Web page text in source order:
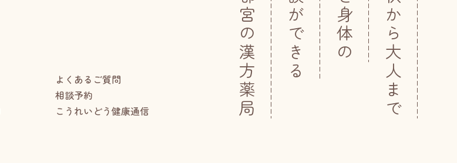
よくあるご質問
相談予約
こうれいどう健康通信
子供から大人まで
相談ができる
宇都宮の漢方薬局